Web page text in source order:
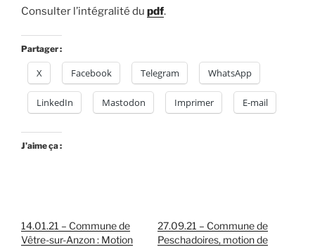
Consulter l’intégralité du pdf.
Partager :
X Facebook Telegram WhatsApp
LinkedIn Mastodon Imprimer E-mail
J’aime ça :
14.01.21 – Commune de
Vêtre-sur-Anzon : Motion
27.09.21 – Commune de
Peschadoires, motion de